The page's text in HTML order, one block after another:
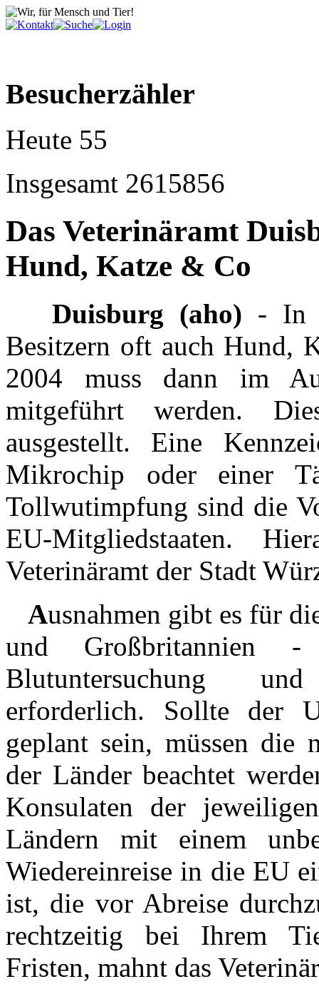
Besucherzähler
Heute 55
Insgesamt 2615856
Das Veterinäramt
Hund, Katze & Co
Duisburg (aho) - In
Besitzern oft auch Hund,
2004 muss dann im
mitgeführt werden.
ausgestellt. Eine
Mikrochip oder einer
Tollwutimpfung sind die
EU-Mitgliedstaaten.
Veterinäramt der Stadt
Ausnahmen gibt es für
und Großbritannien
Blutuntersuchung
erforderlich. Sollte der
geplant sein, müssen die
der Länder beachtet
Konsulaten der
Ländern mit einem
Wiedereinreise in die EU
ist, die vor Abreise
rechtzeitig bei Ihrem
Fristen, mahnt das